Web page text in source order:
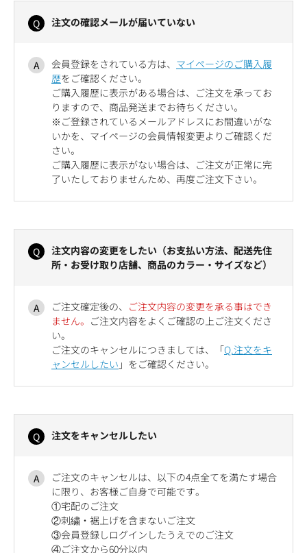
注文の確認メールが届いていない
会員登録をされている方は、 マイページのご購入履
歴をご確認ください。
ご購入履歴に表示がある場合は、ご注文を承ってお
りますので、商品発送までお待ちください。
※ご登録されているメールアドレスにお間違いがな
いかを、マイページの会員情報変更よりご確認くだ
さい。
ご購入履歴に表示がない場合は、ご注文が正常に完
了いたしておりませんため、再度ご注文下さい。
注文内容の変更をしたい（お支払い方法、配送先住
所・お受け取り店舗、商品のカラー・サイズなど）
ご注文確定後の、 ご注文内容の変更を承る事はでき
ません。 ご注文内容をよくご確認の上ご注文くださ
い。
ご注文のキャンセルにつきましては、「Q.注文をキ
ャンセルしたい 」をご確認ください。
注文をキャンセルしたい
ご注文のキャンセルは、以下の4点全てを満たす場合
に限り、お客様ご自身で可能です。
①宅配のご注文
②刺繍・裾上げを含まないご注文
③会員登録しログインしたうえでのご注文
④ご注文から60分以内